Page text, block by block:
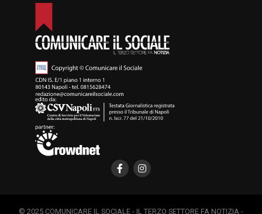
© 2025 COMUNICARE IL SOCIALE - IL TERZO SETTORE FA NOTIZIA -